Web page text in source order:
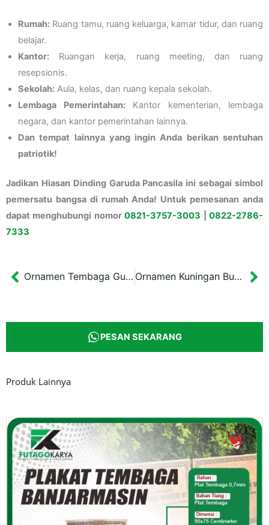
Rumah: Ruang tamu, ruang keluarga, kamar tidur, dan ruang
belajar.
Kantor: Ruangan kerja, ruang meeting, dan ruang
resepsionis.
Sekolah: Aula, kelas, dan ruang kepala sekolah.
Lembaga Pemerintahan:Kantor kementerian, lembaga
negara, dan kantor pemerintahan lainnya.
Dan tempat lainnya yang ingin Anda berikan sentuhan
patriotik!
Jadikan Hiasan Dinding Garuda Pancasila ini sebagai simbol
pemersatu bangsa di rumah Anda! Untuk pemesanan anda
dapat menghubungi nomor0821-3757-3003 |0822-2786-
7333
Prev Ornamen Tembaga Gunungan Wayang Tipe 2 Ornamen Kuningan Burung Garuda Pancasila Model 2
PESAN SEKARANG
Produk Lainnya